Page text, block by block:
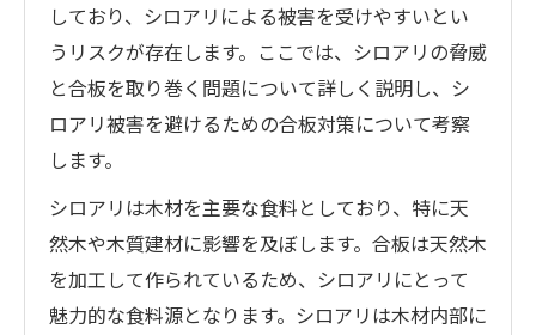
しており、シロアリによる被害を受けやすいとい
うリスクが存在します。ここでは、シロアリの脅威
と合板を取り巻く問題について詳しく説明し、シ
ロアリ被害を避けるための合板対策について考察
します。
シロアリは木材を主要な食料としており、特に天
然木や木質建材に影響を及ぼします。合板は天然木
を加工して作られているため、シロアリにとって
魅力的な食料源となります。シロアリは木材内部に